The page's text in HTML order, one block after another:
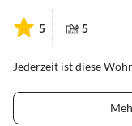
5 5
Jederzeit ist diese